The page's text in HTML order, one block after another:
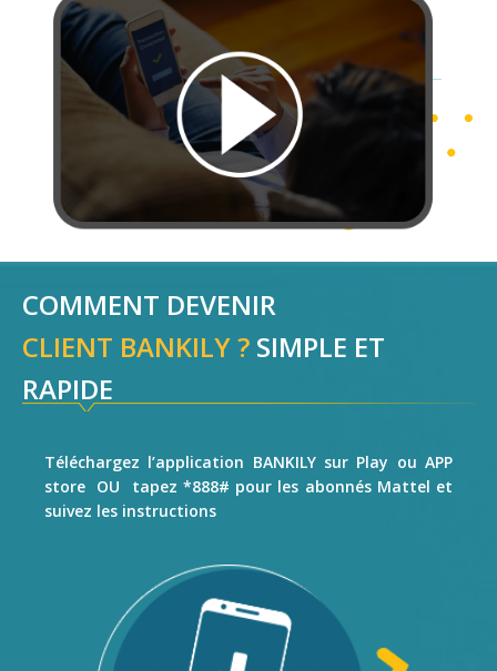
COMMENT DEVENIR
CLIENT BANKILY ? SIMPLE ET
RAPIDE
Téléchargez l’application BANKILY sur Play ou APP
store OU tapez *888# pour les abonnés Mattel et
suivez les instructions